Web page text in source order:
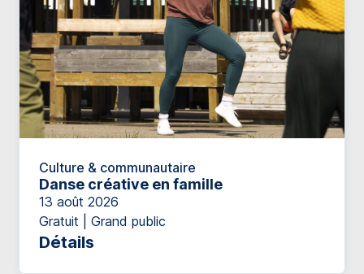
Culture & communautaire
Danse créative en famille
13 août 2026
Gratuit | Grand public
Détails